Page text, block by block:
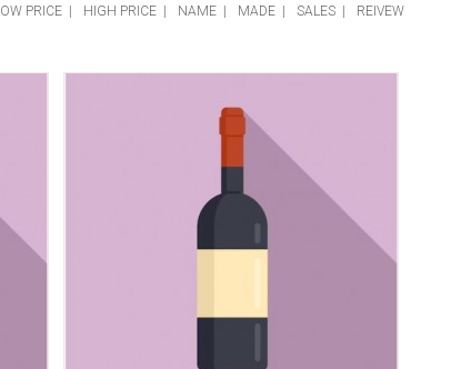
PRICE HIGH PRICE NAME MADE SALES REIVEW